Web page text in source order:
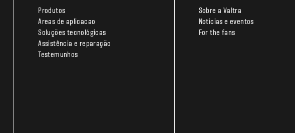
Produtos
Areas de aplicacao
Soluções tecnológicas
Assistência e reparação
Testemunhos
Sobre a Valtra
Noticias e eventos
For the fans